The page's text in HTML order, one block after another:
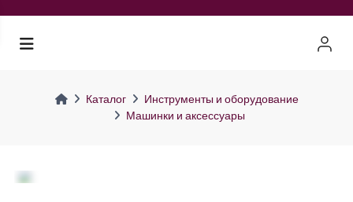
Каталог
Инструменты и оборудование
Машинки и аксессуары